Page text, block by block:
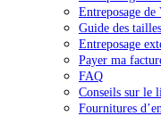
Entreposage
Guide des
Entreposage
Payer ma
FAQ
Conseils sur le
Fournitures